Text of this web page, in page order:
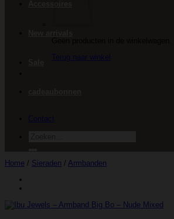
Home / Sieraden / Armbanden